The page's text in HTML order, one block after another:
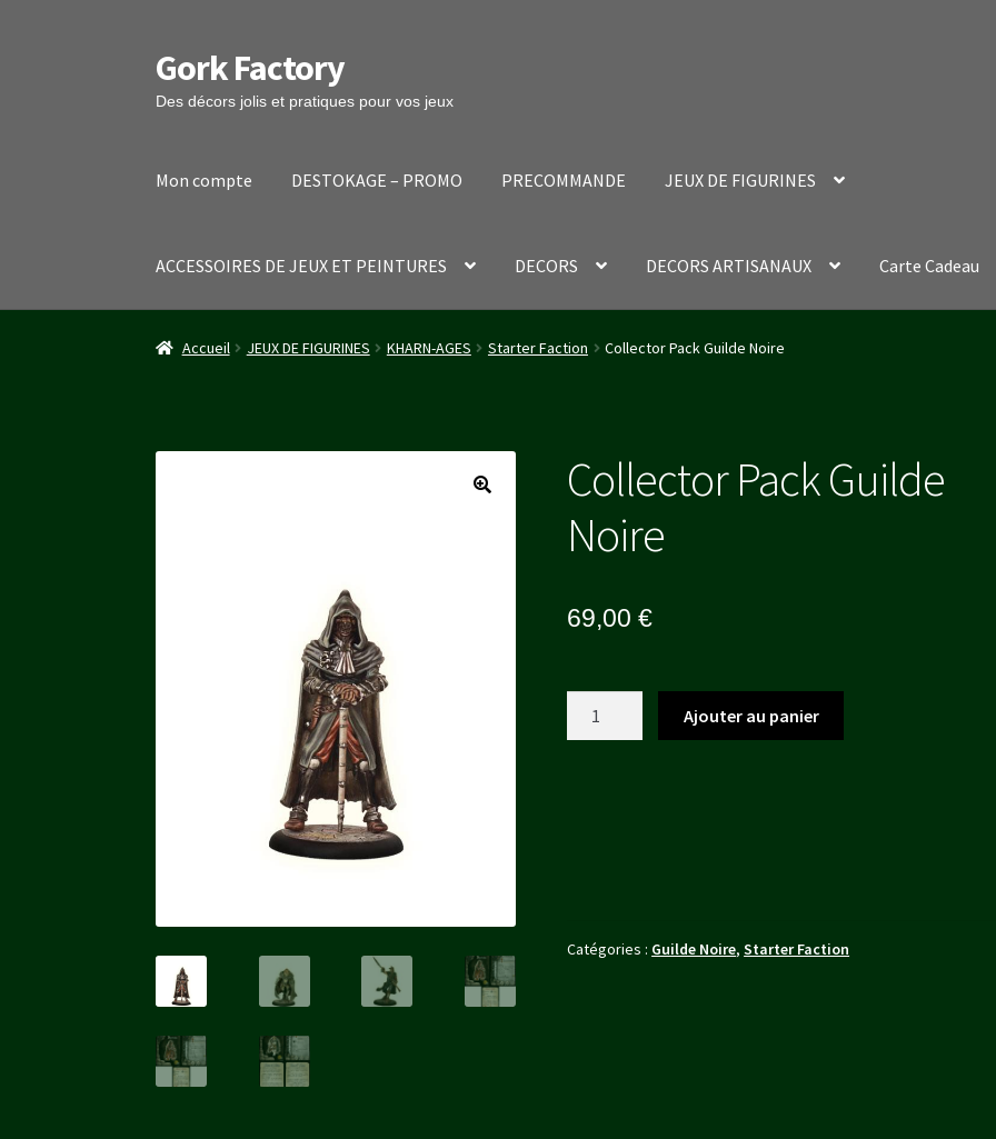
Aller
à
la
Aller
au
contenu
Gork Factory
Des décors jolis et pratiques pour vos jeux
Mon compte DESTOKAGE – PROMO PRECOMMANDE JEUX DE FIGURINES
ACCESSOIRES DE JEUX ET PEINTURES DECORS DECORS ARTISANAUX Carte Cadeau
Accueil CGV Mon comptePanier Stripe Payment Success Page Validation de la commande
Accueil JEUX DE FIGURINES KHARN-AGES Starter Faction Collector Pack Guilde Noire
Collector Pack Guilde
Noire
69,00€
Ajouter au panier
Catégories : Guilde Noire,Starter Faction